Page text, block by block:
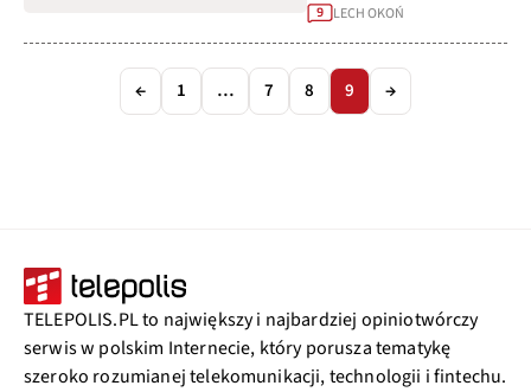
9 LECH OKOŃ
← 1 … 7 8 9 →
TELEPOLIS.PL to największy i najbardziej opiniotwórczy
serwis w polskim Internecie, który porusza tematykę
szeroko rozumianej telekomunikacji, technologii i fintechu.